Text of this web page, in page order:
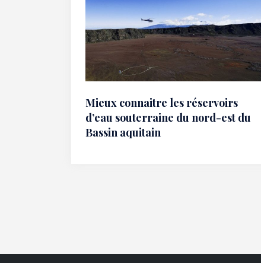
Mieux connaitre les réservoirs
d’eau souterraine du nord-est du
Bassin aquitain